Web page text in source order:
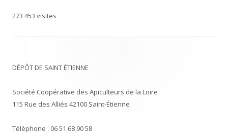
273 453 visites
DÉPÔT DE SAINT ÉTIENNE
Société Coopérative des Apiculteurs de la Loire
115 Rue des Alliés 42100 Saint-Étienne
Téléphone : 06 51 68 90 58